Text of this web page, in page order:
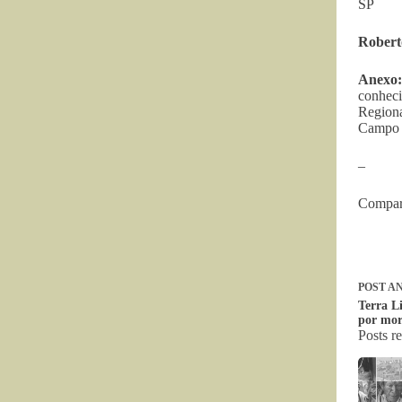
SP
Anexo:
–
POST
Terra
por
Posts